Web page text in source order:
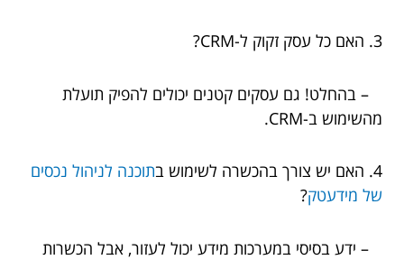
3. האם כל עסק זקוק ל-CRM?
– בהחלט! גם עסקים קטנים יכולים להפיק תועלת
מהשימוש ב-CRM.
4. האם יש צורך בהכשרה לשימוש ב
תוכנה לניהול נכסים
של מידעטק?
– ידע בסיסי במערכות מידע יכול לעזור, אבל הכשרות